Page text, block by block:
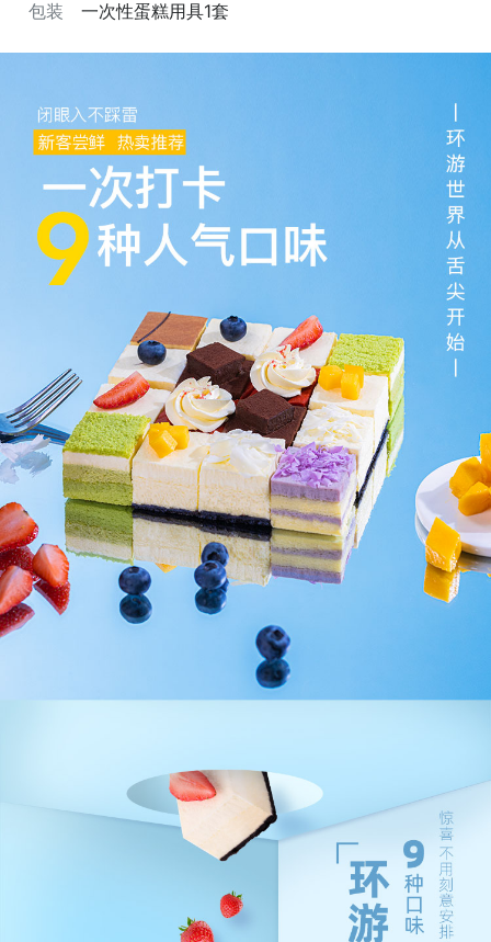
包装 一次性蛋糕用具1套